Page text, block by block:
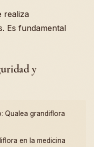
realiza
Es fundamental
y
Qualea grandiflora
en la medicina